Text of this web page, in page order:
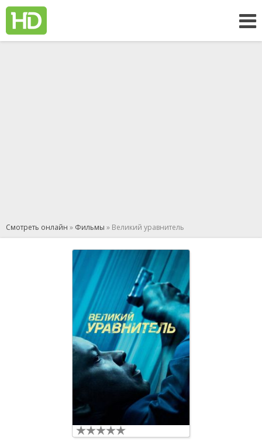
Смотреть онлайн » Фильмы » Великий уравнитель